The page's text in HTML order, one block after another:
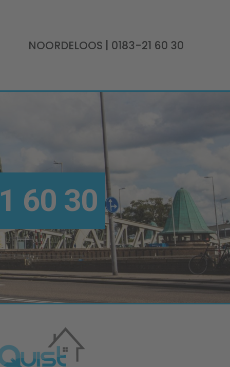
NOORDELOOS | 0183-21 60 30
60 30